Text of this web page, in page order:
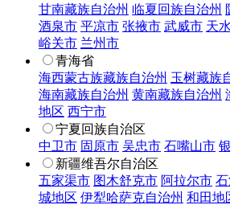
甘南藏族自治州 临夏回族自治州
酒泉市 平凉市 张掖市 武威市 天
峪关市 兰州市
青海省
海西蒙古族藏族自治州 玉树藏族
海南藏族自治州 黄南藏族自治州
地区 西宁市
宁夏回族自治区
中卫市 固原市 吴忠市 石嘴山市
新疆维吾尔自治区
五家渠市 图木舒克市 阿拉尔市
城地区 伊犁哈萨克自治州 和田地